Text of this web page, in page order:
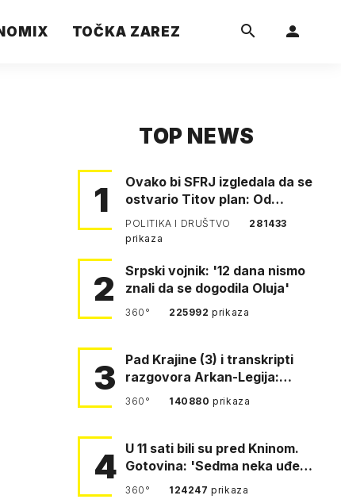
TOČKA ZAREZ
TOP NEWS
1
Ovako bi SFRJ izgledala da se
ostvario Titov plan: Od
Klagenfurta do Istanbula!
POLITIKA I DRUŠTVO
281433
prikaza
2
Srpski vojnik: '12 dana nismo
znali da se dogodila Oluja'
360° 225992prikaza
3
Pad Krajine (3) i transkripti
razgovora Arkan-Legija:
'Čujem, prelazite ustašam…
360° 140880prikaza
4 U 11 sati bili su pred Kninom.
Gotovina: 'Sedma neka uđe,
4. gardijska neka g…
360° 124247prikaza